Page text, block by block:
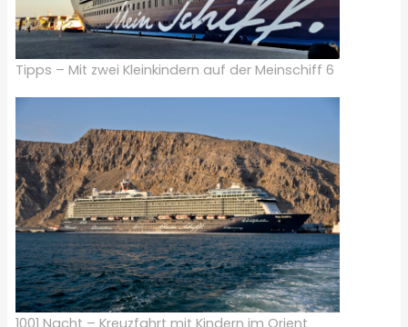
Tipps – Mit zwei Kleinkindern auf der Meinschiff 6